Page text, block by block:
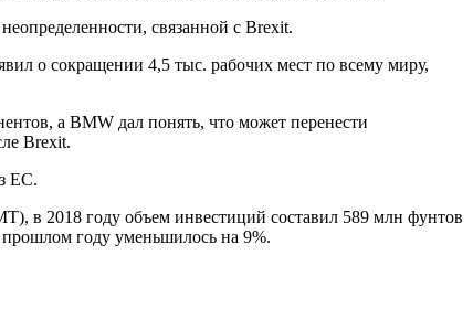
связанной с Brexit.
о сокращении 4,5 тыс. рабочих мест по всему миру,
а BMW дал понять, что может перенести
Brexit.
ЕС.
в 2018 году объем инвестиций составил 589 млн фунтов
году уменьшилось на 9%.